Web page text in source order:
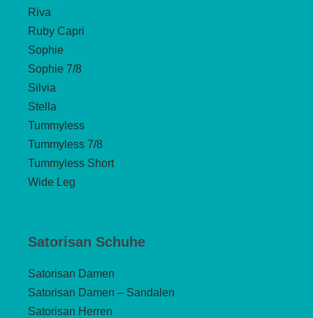
Riva
Ruby Capri
Sophie
Sophie 7/8
Silvia
Stella
Tummyless
Tummyless 7/8
Tummyless Short
Wide Leg
Satorisan Schuhe
Satorisan Damen
Satorisan Damen – Sandalen
Satorisan Herren